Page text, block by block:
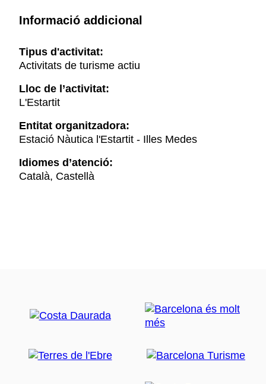
Informació addicional
Tipus d'activitat:
Activitats de turisme actiu
Lloc de l’activitat:
L'Estartit
Entitat organitzadora:
Estació Nàutica l'Estartit - Illes Medes
Idiomes d’atenció:
Català, Castellà